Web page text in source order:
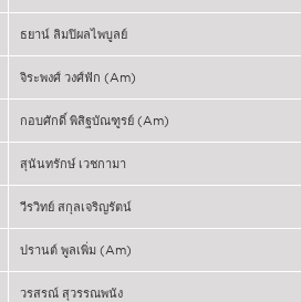
ธยาน์ ลิมปิผลไพบูลย์
จิระพงศ์ วงศ์ฟัก (Am)
กอบศักดิ์ พิสิฐบัณฑูรย์ (Am)
สุนันทรักษ์ เวชกามา
วีรวิทย์ สกุลเจริญรัตน์
ปรานต์ พูลเพิ่ม (Am)
วรสรณ์ สุวรรณพนัง